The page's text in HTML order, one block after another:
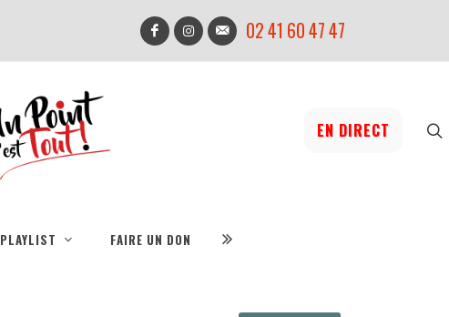
02 41 60 47 47
EN DIRECT
PLAYLIST FAIRE UN DON